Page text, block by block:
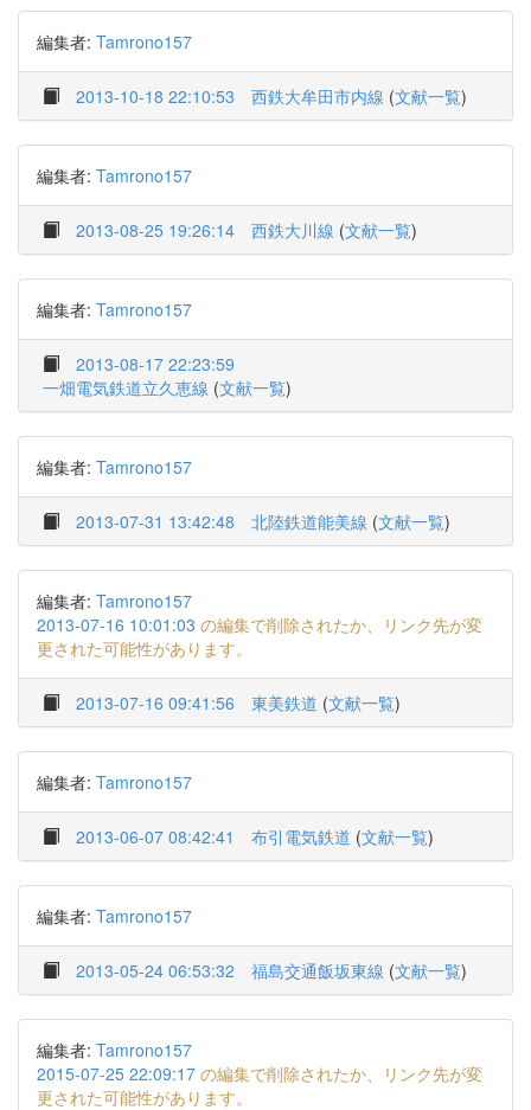
編集者: Tamrono157
2013-10-18 22:10:53 西鉄大牟田市内線 (文献一覧)
編集者: Tamrono157
2013-08-25 19:26:14 西鉄大川線 (文献一覧)
編集者: Tamrono157
2013-08-17 22:23:59
一畑電気鉄道立久恵線 (文献一覧)
編集者: Tamrono157
2013-07-31 13:42:48 北陸鉄道能美線 (文献一覧)
編集者: Tamrono157
2013-07-16 10:01:03 の編集で削除されたか、リンク先が変
更された可能性があります。
2013-07-16 09:41:56 東美鉄道 (文献一覧)
編集者: Tamrono157
2013-06-07 08:42:41 布引電気鉄道 (文献一覧)
編集者: Tamrono157
2013-05-24 06:53:32 福島交通飯坂東線 (文献一覧)
編集者: Tamrono157
2015-07-25 22:09:17 の編集で削除されたか、リンク先が変
更された可能性があります。